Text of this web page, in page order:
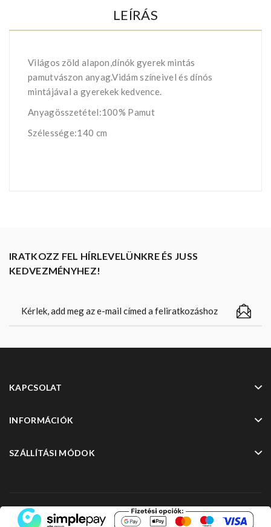
LEÍRÁS
Világos zöld alapon,dínók gyerek mintás
pamutvászon anyag.Vidám színeivel és dínós
mintájával a gyerekek kedvence.
Anyagösszetétel:100% Pamut
Szélessége:140 cm
IRATKOZZ FEL HÍRLEVELÜNKRE ÉS JUSS
KEDVEZMÉNYHEZ!
KAPCSOLAT
INFORMÁCIÓK
SZÁLLÍTÁSI MÓDOK